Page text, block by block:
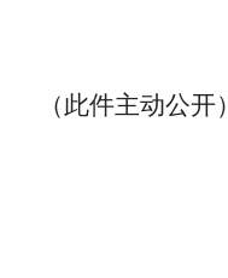
（此件主动公开）